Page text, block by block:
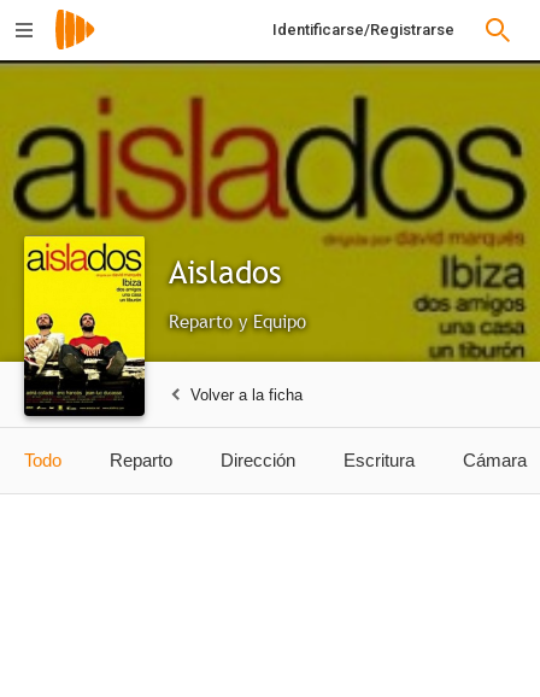
Identificarse/Registrarse
Aislados
Reparto y Equipo
Volver a la ficha
Todo Reparto Dirección Escritura Cámara